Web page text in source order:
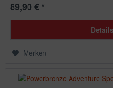
89,90 € *
Details
Merken